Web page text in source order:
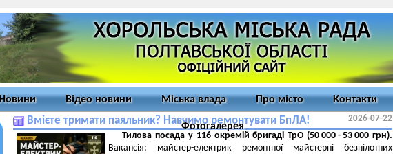
Новини Відео новини Міська влада Про місто Контакти
Фотогалерея
Вмієте тримати паяльник? Навчимо ремонтувати БпЛА! 2026-07-22
Тилова посада у 116 окремій бригаді ТрО (50 000 - 53 000 грн).
Вакансія: майстер-електрик ремонтної майстерні безпілотних